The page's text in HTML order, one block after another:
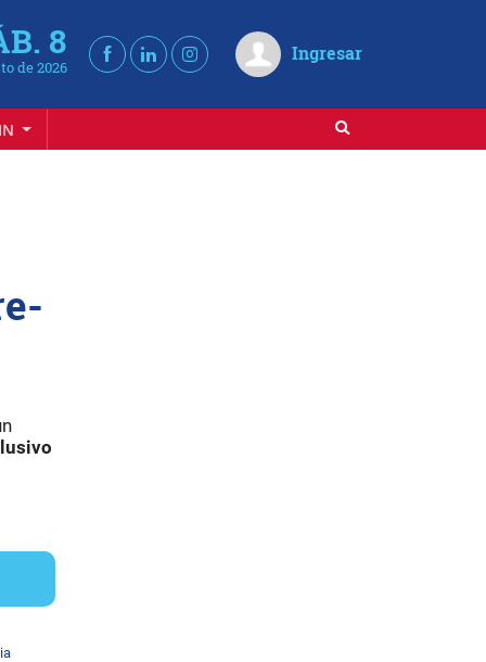
8
de 2026
Ingresar